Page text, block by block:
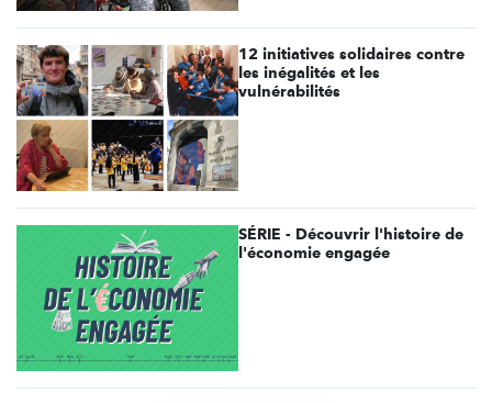
12 initiatives solidaires contre
les inégalités et les
vulnérabilités
SÉRIE - Découvrir l'histoire de
l'économie engagée